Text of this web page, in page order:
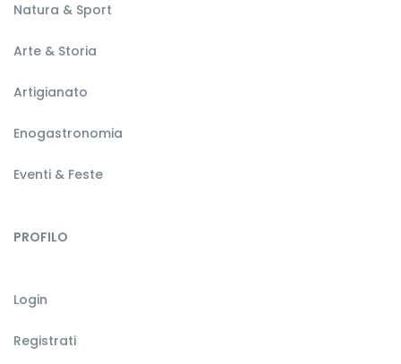
Natura & Sport
Arte & Storia
Artigianato
Enogastronomia
Eventi & Feste
PROFILO
Login
Registrati